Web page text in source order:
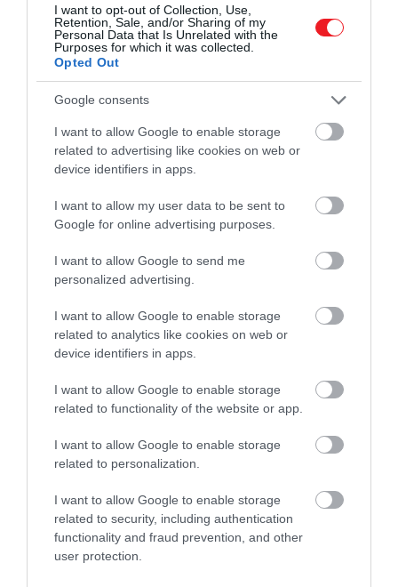
I want to opt-out of Collection, Use,
Retention, Sale, and/or Sharing of my
Personal Data that Is Unrelated with the
Purposes for which it was collected.
Opted Out
Google consents
I want to allow Google to enable storage
related to advertising like cookies on web or
device identifiers in apps.
I want to allow my user data to be sent to
Google for online advertising purposes.
I want to allow Google to send me
personalized advertising.
I want to allow Google to enable storage
related to analytics like cookies on web or
device identifiers in apps.
I want to allow Google to enable storage
related to functionality of the website or app.
I want to allow Google to enable storage
related to personalization.
I want to allow Google to enable storage
related to security, including authentication
functionality and fraud prevention, and other
user protection.
5. Távolítsuk el a petrezselyem levelét a száráról,
aprítsuk fel, majd dobjuk az olajbogyóhoz és
metélőhagymához. Ezt szórjuk a sütőből kivett
paprikákra, majd fogyasszuk frissen.
Guardian
Nyitókép: Sigmund/ Unsplash
TÖLTÖTT PAPRIKA
TOFU VEGÁN
Nem mindegy, milyen tejet iszol: így hat a
vércukorszintedre
2026. AUGUSZTUS 6. ● GASZTRONÓMIA
Csak búza, liszt és víz kell a paraszti
konyha mézédes…
Művelődj, szórakozz, kíváncsiskodj, kóstolgass
és ismerd meg a Hamu és Gyémánt világát!